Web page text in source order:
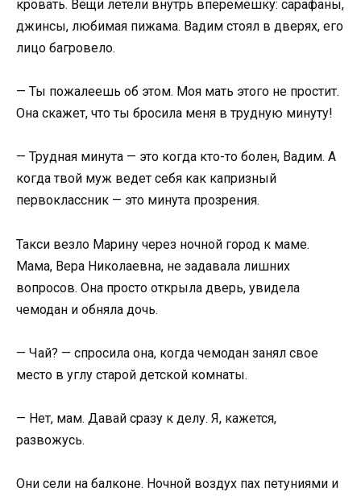
кровать. Вещи летели внутрь вперемешку: сарафаны,
джинсы, любимая пижама. Вадим стоял в дверях, его
лицо багровело.
— Ты пожалеешь об этом. Моя мать этого не простит.
Она скажет, что ты бросила меня в трудную минуту!
— Трудная минута — это когда кто-то болен, Вадим. А
когда твой муж ведет себя как капризный
первоклассник — это минута прозрения.
Такси везло Марину через ночной город к маме.
Мама, Вера Николаевна, не задавала лишних
вопросов. Она просто открыла дверь, увидела
чемодан и обняла дочь.
— Чай? — спросила она, когда чемодан занял свое
место в углу старой детской комнаты.
— Нет, мам. Давай сразу к делу. Я, кажется,
развожусь.
Они сели на балконе. Ночной воздух пах петуниями и